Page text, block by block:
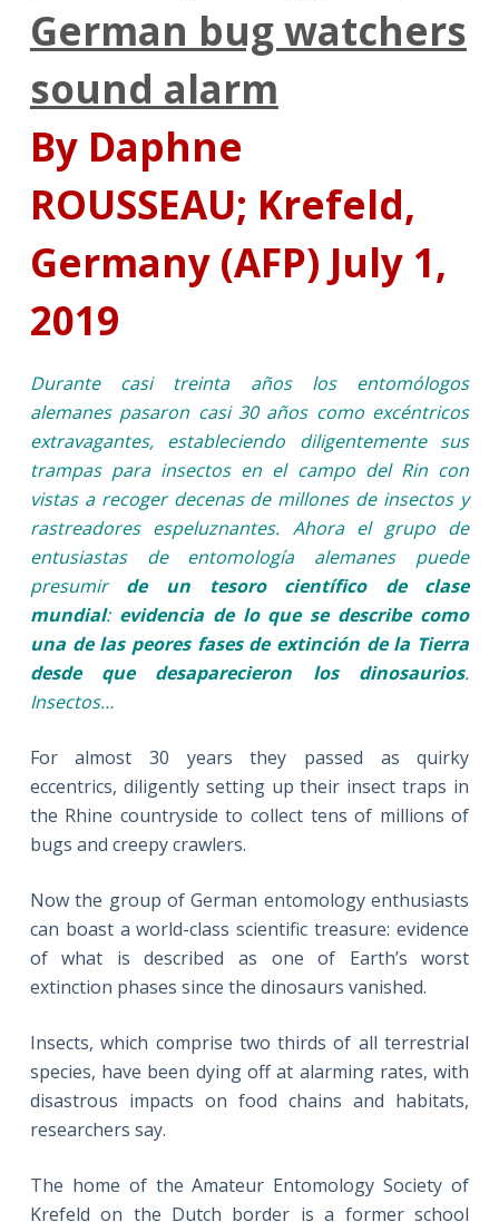
German bug watchers
sound alarm
By Daphne
ROUSSEAU; Krefeld,
Germany (AFP) July 1,
2019
Durante casi treinta años los entomólogos
alemanes pasaron casi 30 años como excéntricos
extravagantes, estableciendo diligentemente sus
trampas para insectos en el campo del Rin con
vistas a recoger decenas de millones de insectos y
rastreadores espeluznantes. Ahora el grupo de
entusiastas de entomología alemanes puede
presumir de un tesoro científico de clase
mundial: evidencia de lo que se describe como
una de las peores fases de extinción de la Tierra
desde que desaparecieron los dinosaurios.
Insectos…
For almost 30 years they passed as quirky
eccentrics, diligently setting up their insect traps in
the Rhine countryside to collect tens of millions of
bugs and creepy crawlers.
Now the group of German entomology enthusiasts
can boast a world-class scientific treasure: evidence
of what is described as one of Earth’s worst
extinction phases since the dinosaurs vanished.
Insects, which comprise two thirds of all terrestrial
species, have been dying off at alarming rates, with
disastrous impacts on food chains and habitats,
researchers say.
The home of the Amateur Entomology Society of
Krefeld on the Dutch border is a former school